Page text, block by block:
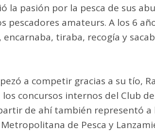
la pasión por la pesca de sus
pescadores amateurs. A los 6
encarnaba, tiraba, recogía y
a competir gracias a su tío,
concursos internos del Club
de ahí también representó
de Pesca y